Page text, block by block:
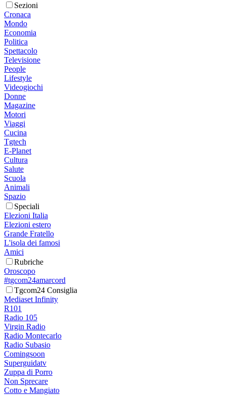
Sezioni
Cronaca
Mondo
Economia
Politica
Spettacolo
Televisione
People
Lifestyle
Videogiochi
Donne
Magazine
Motori
Viaggi
Cucina
Tgtech
E-Planet
Cultura
Salute
Scuola
Animali
Spazio
Speciali
Elezioni Italia
Elezioni estero
Grande Fratello
L'isola dei famosi
Amici
Rubriche
Oroscopo
#tgcom24amarcord
Tgcom24 Consiglia
Mediaset Infinity
R101
Radio 105
Virgin Radio
Radio Montecarlo
Radio Subasio
Comingsoon
Superguidatv
Zuppa di Porro
Non Sprecare
Cotto e Mangiato